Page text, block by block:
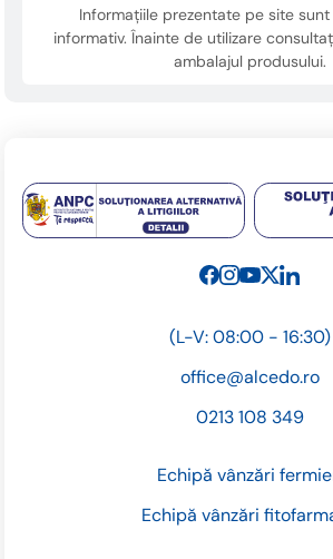
Informațiile prezentate pe site
informativ. Înainte de utilizare
ambalajul produsului.
(L-V: 08:00 - 16:30)
office@alcedo.ro
0213 108 349
Echipă vânzări
Echipă vânzări